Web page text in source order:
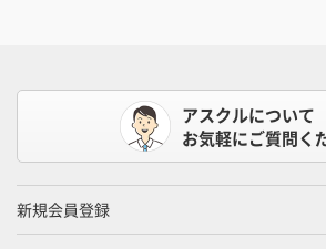
アスクルについて
お気軽にご質問く
新規会員登録